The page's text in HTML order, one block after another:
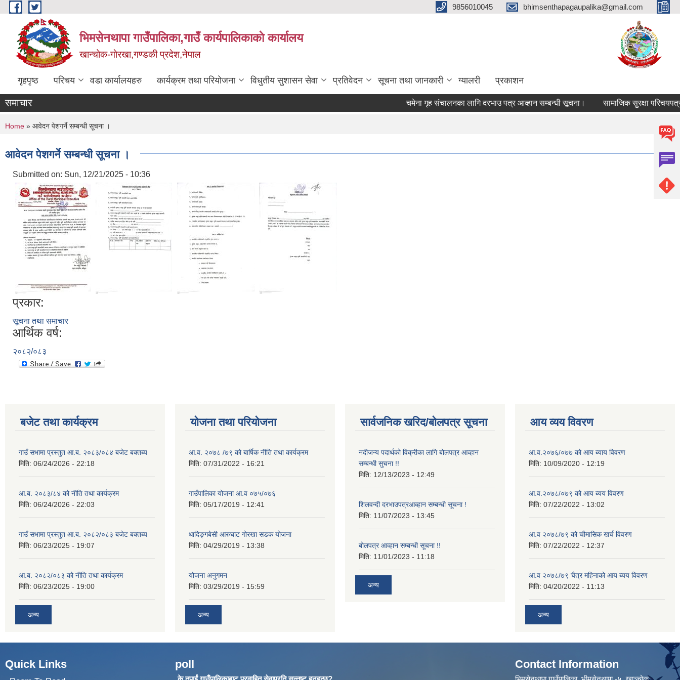
Skip to main content 9856010045 bhimsenthapagaupalika@gmail.com
भिमसेनथापा गाउँपालिका,गाउँ कार्यपालिकाकाे कार्यालय
खान्चोक-गाेरखा,गण्डकी प्रदेश,नेपाल
गृहपृष्ठ परिचय वडा कार्यालयहरु कार्यक्रम तथा परियोजना विधुतीय सुशासन सेवा प्रतिवेदन सूचना तथा जानकारी ग्यालरी प्रकाशन
समाचार चमेना गृह संचालनका लागि दरभाउ पत्र आव्हान सम्बन्धी सूचना। सामाजिक सुरक्षा परिचयपत्र
You are here
Home » आवेदन पेशगर्ने सम्बन्धी सूचना ।
आवेदन पेशगर्ने सम्बन्धी सूचना ।
Submitted on: Sun, 12/21/2025 - 10:36
प्रकार:
सूचना तथा समाचार
आर्थिक वर्ष:
२०८२/०८३
बजेट तथा कार्यक्रम
गाउँ सभामा प्रस्तुत आ.ब. २०८३/०८४ बजेट बक्तब्य
मिति: 06/24/2026 - 22:18
आ.ब. २०८३/८४ को नीति तथा कार्यक्रम
मिति: 06/24/2026 - 22:03
गाउँ सभामा प्रस्तुत आ.ब. २०८२/०८३ बजेट बक्तब्य
मिति: 06/23/2025 - 19:07
आ.ब. २०८२/०८३ को नीति तथा कार्यक्रम
मिति: 06/23/2025 - 19:00
अन्य
योजना तथा परियोजना
आ.व. २०७८ /७९ को बार्षिक नीति तथा कार्यक्रम
मिति: 07/31/2022 - 16:21
गाउँपालिका योजना आ.व ०७५/०७६
मिति: 05/17/2019 - 12:41
धादिङ्गबेसी आरुघाट गोरखा सडक योजना
मिति: 04/29/2019 - 13:38
योजना अनुगमन
मिति: 03/29/2019 - 15:59
अन्य
सार्वजनिक खरिद/बोलपत्र सूचना
नदीजन्य पदार्थको विक्रीका लागि बोलपत्र आव्हान
सम्बन्धी सुचना !!
मिति: 12/13/2023 - 12:49
शिलवन्दी दरभाउपत्रआव्हान सम्बन्धी सूचना !
मिति: 11/07/2023 - 13:45
बोलपत्र आव्हान सम्बन्धी सूचना !!
मिति: 11/01/2023 - 11:18
अन्य
आय व्यय विवरण
आ.व.२०७६/०७७ को आय ब्याय विवरण
मिति: 10/09/2020 - 12:19
आ.व.२०७८/०७९ को आय ब्यय विवरण
मिति: 07/22/2022 - 13:02
आ.व २०७८/७९ को चौमासिक खर्च विवरण
मिति: 07/22/2022 - 12:37
आ.व २०७८/७९ चैत्र महिनाको आय ब्यय विवरण
मिति: 04/20/2022 - 11:13
अन्य
Quick Links poll Contact Information